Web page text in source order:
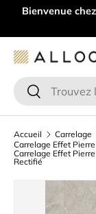
Bienvenue
Recherche
Rechercher
Accueil Carrelage
Carrelage Effet Pierre
Carrelage Effet
Rectifié